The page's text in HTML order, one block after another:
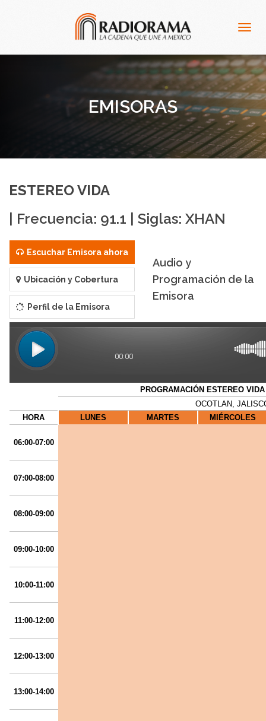
EMISORAS
ESTEREO VIDA
| Frecuencia: 91.1 | Siglas: XHAN
Escuchar Emisora ahora
Ubicación y Cobertura
Perfil de la Emisora
Audio y
Programación de la
Emisora